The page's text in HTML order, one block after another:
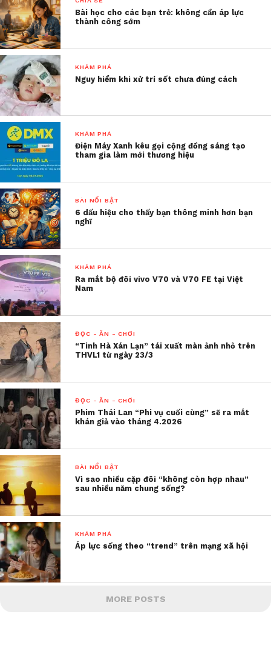
Bài học cho các bạn trẻ: không cần áp lực
thành công sớm
KHÁM PHÁ
Nguy hiểm khi xử trí sốt chưa đúng cách
KHÁM PHÁ
Điện Máy Xanh kêu gọi cộng đồng sáng tạo
tham gia làm mới thương hiệu
BÀI NỔI BẬT
6 dấu hiệu cho thấy bạn thông minh hơn bạn
nghĩ
KHÁM PHÁ
Ra mắt bộ đôi vivo V70 và V70 FE tại Việt
Nam
ĐỌC - ĂN - CHƠI
“Tinh Hà Xán Lạn” tái xuất màn ảnh nhỏ trên
THVL1 từ ngày 23/3
ĐỌC - ĂN - CHƠI
Phim Thái Lan “Phi vụ cuối cùng” sẽ ra mắt
khán giả vào tháng 4.2026
BÀI NỔI BẬT
Vì sao nhiều cặp đôi “không còn hợp nhau”
sau nhiều năm chung sống?
KHÁM PHÁ
Áp lực sống theo “trend” trên mạng xã hội
MORE POSTS